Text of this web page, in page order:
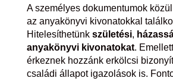
A személyes dokumentumok
az anyakönyvi kivonatokkal
Hitelesíthetünk születési,
anyakönyvi kivonatokat.
érkeznek hozzánk erkölcsi
családi állapot igazolások is.